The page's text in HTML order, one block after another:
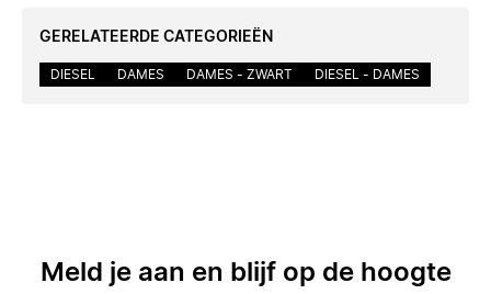
GERELATEERDE CATEGORIEËN
DIESEL DAMES DAMES - ZWART DIESEL - DAMES
Meld je aan en blijf op de hoogte